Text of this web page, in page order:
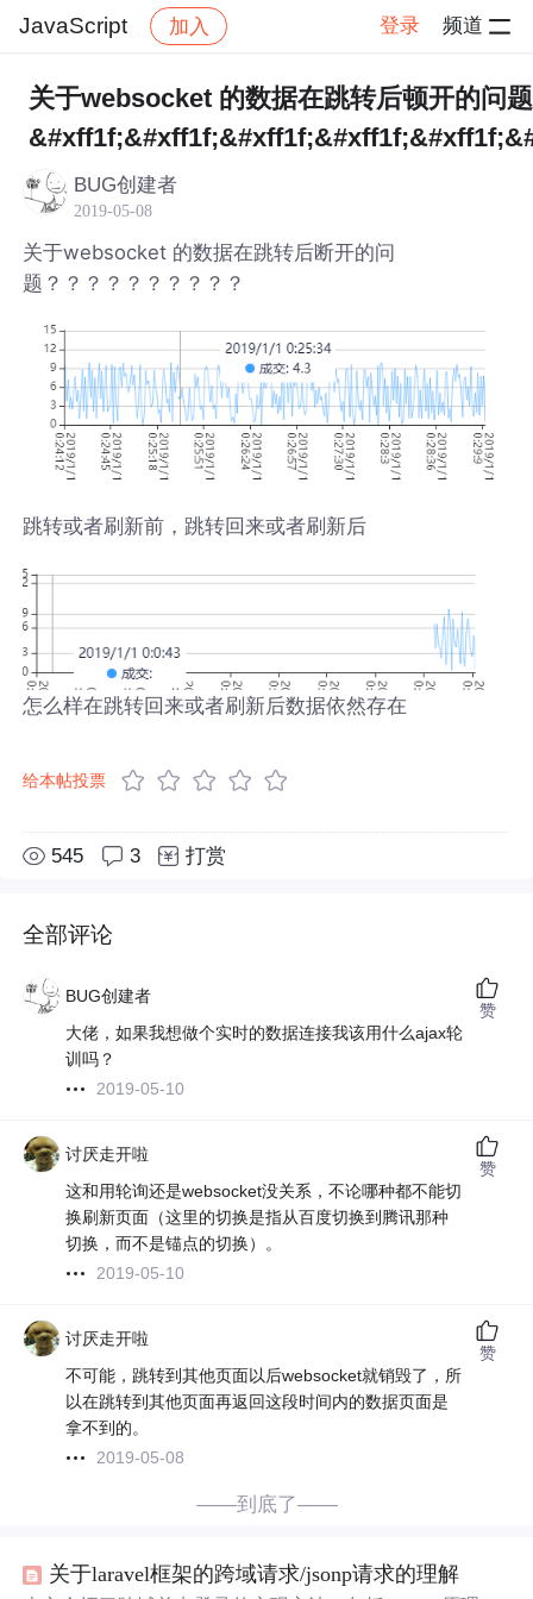
JavaScript 加入 登录 频道
社区 JavaScript 帖子详情
关于websocket 的数据在跳转后顿开的问题
BUG创建者
2019-05-08
关于websocket 的数据在跳转后断开的问
题？？？？？？？？？？
跳转或者刷新前，跳转回来或者刷新后
怎么样在跳转回来或者刷新后数据依然存在
给本帖投票
545 3 打赏
全部评论
BUG创建者
大佬，如果我想做个实时的数据连接我该用什么ajax轮
训吗？
2019-05-10
赞
讨厌走开啦
这和用轮询还是websocket没关系，不论哪种都不能切
换刷新页面（这里的切换是指从百度切换到腾讯那种
切换，而不是锚点的切换）。
2019-05-10
赞
讨厌走开啦
不可能，跳转到其他页面以后websocket就销毁了，所
以在跳转到其他页面再返回这段时间内的数据页面是
拿不到的。
2019-05-08
赞
——到底了——
关于laravel框架的跨域请求/jsonp请求的理解